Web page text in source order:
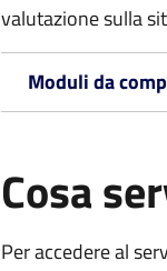
valutazione sulla
Moduli da
Cosa
Per accedere al